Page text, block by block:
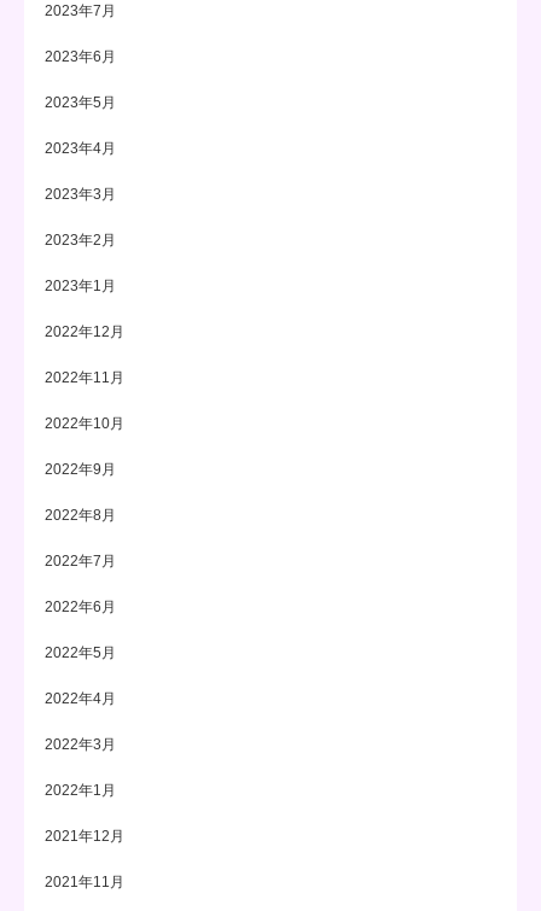
2023年7月
2023年6月
2023年5月
2023年4月
2023年3月
2023年2月
2023年1月
2022年12月
2022年11月
2022年10月
2022年9月
2022年8月
2022年7月
2022年6月
2022年5月
2022年4月
2022年3月
2022年1月
2021年12月
2021年11月